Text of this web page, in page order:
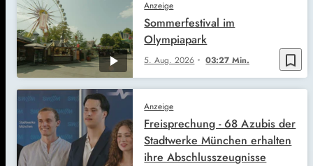
bookmark_border
Anzeige
5. Aug. 2026 03:27 Min.
Sommerfestival im
Olympiapark
Anzeige
Freisprechung - 68 Azubis der
Stadtwerke München erhalten
ihre Abschlusszeugnisse